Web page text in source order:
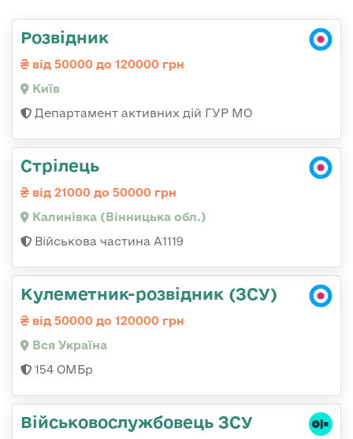
Розвідник
від 50000 до 120000 грн
Київ
Департамент активних дій ГУР МО
Стрілець
від 21000 до 50000 грн
Калинівка (Вінницька обл.)
Військова частина А1119
Кулеметник-розвідник (ЗСУ)
від 50000 до 120000 грн
Вся Україна
154 ОМБр
Військовослужбовець ЗСУ